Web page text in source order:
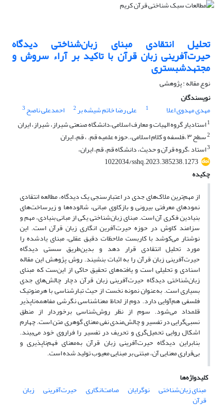
تحلیل انتقادی مبنای زبان‌شناختی دیدگاه
حیرت‌آفرینی زبان قرآن با تاکید بر آراء سروش و
مجتهدشبستری
نوع مقاله : پژوهشی
نویسندگان
مهدی مهدوی اعلا
1 علی رضا خاتم شیشه بر2 احمدعلی ناصح 3
1استادیار گروه الهیات و معارف اسلامی،دانشگاه صنعتی شیراز، شیراز، ایران
2سطح ۳ ،فلسفه و کلام اسلامی،.حوزه علمیه قم. ، قم، ایران
3استاد ،گروه قرآن و حدیث، دانشگاه قم، قم، ایران،
1022034/sshq.2023.385238.1273
چکیده
از مهم‌ترین ملاک‌های جدی در اعتبارسنجی یک دیدگاه، مطالعه انتقادی
نمود‌های معرفتی بیرونی و بازکاوی مبانی، شالوده‌ها و زیرساخت‌های
بنیادین فکری آن است. مبنای زبان‌شناختی یکی از مبانی بنیادی، مهم و
سزامند کاوش در حوزه حیرت‌آفرین انگاری زبان قرآن است. این
نوشتار می‌کوشد با کاربست ملاحظات دقیق عقلی، مبنای یادشده را
مورد تحلیل انتقادی قرار دهد و بدین‌طریق سستی دیدگاه
حیرت‌آفرینی زبان قرآن را به اثبات بنشیند. روش پژوهش این مقاله
اسنادی و تحلیلی است و یافته‌های تحقیق حاکی از این‌ست که مبنای
زبان‌شناختی دیدگاه حیرت‌آفرینی زبان قرآن دچار چالش‌های جدی
بسیاری است. به‌عنوان نمونه نخست از حیث تبارشناسی با هرمنوتیک
فلسفی هم‌آوایی دارد. دوم از لحاظ معناشناسی نگرشی مفاهمه‌ناپذیر
قلمداد می‌شود. سوم از نظر روش‌شناسی برخوردار از منطق
نسبی‌گرایی در تفسیر و چالش‌‌مندی نفی معنای گوهری متن است. چهارم
اشکال روایی تحمیل‌گری و تحریف در تفسیر را فراروی خود می‌بیند.
بنابراین دیدگاه حیرت‌آفرینی زبان قرآن به‌معنای فهم‌ناپذیری و
بی‌قراری معنایی آن، مبتنی بر مبنایی معیوب تولید شده است.
کلیدواژه‌ها
مبنای زبان‌شناختی
نوگرایان صامت‌انگاری حیرت‌آفرینی زبان
قرآن